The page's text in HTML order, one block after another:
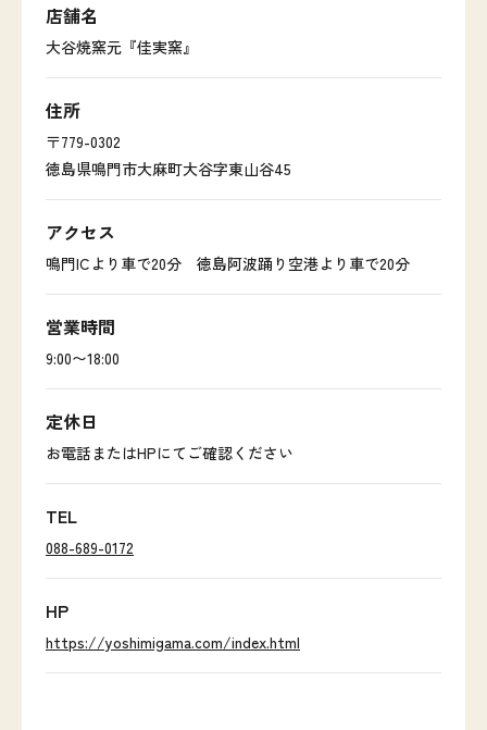
店舗名
大谷焼窯元『佳実窯』
住所
〒779-0302
徳島県鳴門市大麻町大谷字東山谷45
アクセス
鳴門ICより車で20分 徳島阿波踊り空港より車で20分
営業時間
9:00〜18:00
定休日
お電話またはHPにてご確認ください
TEL
088-689-0172
HP
https://yoshimigama.com/index.html